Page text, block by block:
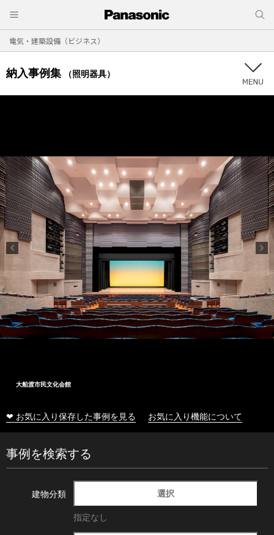
電気・建築設備（ビジネス）
納入事例集 （照明器具）
大船渡市民文化会館
❤ お気に入り保存した事例を見る お気に入り機能について
事例を検索する
建物分類 選択
指定なし